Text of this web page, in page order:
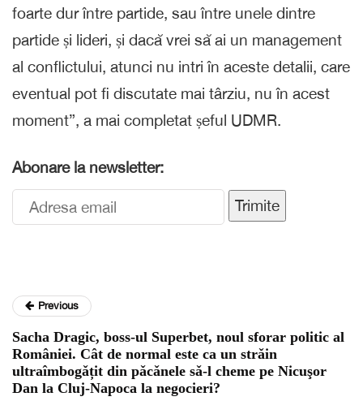
foarte dur între partide, sau între unele dintre
partide și lideri, și dacă vrei să ai un management
al conflictului, atunci nu intri în aceste detalii, care
eventual pot fi discutate mai târziu, nu în acest
moment”, a mai completat șeful UDMR.
Abonare la newsletter:
Trimite
Previous
Sacha Dragic, boss-ul Superbet, noul sforar politic al
României. Cât de normal este ca un strǎin
ultraîmbogǎțit din pǎcǎnele sǎ-l cheme pe Nicuşor
Dan la Cluj-Napoca la negocieri?